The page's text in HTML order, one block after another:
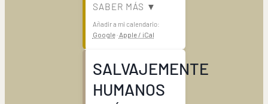
SABER MÁS ▼
Añadir a mi calendario:
Google· Apple / iCal
SALVAJEMENTE
HUMANOS